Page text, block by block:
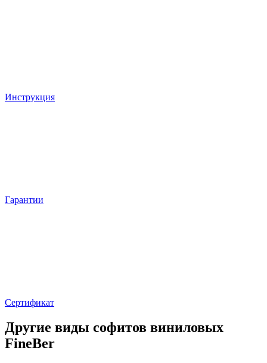
Инструкция
Гарантии
Сертификат
Другие виды cофитов виниловых
FineBer